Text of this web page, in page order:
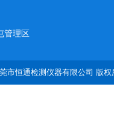
管理区
市恒通检测仪器有限公司 版